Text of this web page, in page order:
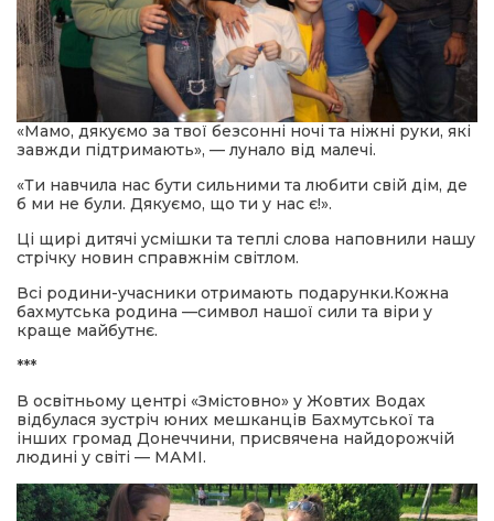
«Мамо, дякуємо за твої безсонні ночі та ніжні руки, які
завжди підтримають», — лунало від малечі.
«Ти навчила нас бути сильними та любити свій дім, де
б ми не були. Дякуємо, що ти у нас є!».
Ці щирі дитячі усмішки та теплі слова наповнили нашу
стрічку новин справжнім світлом.
Всі родини-учасники отримають подарунки.Кожна
бахмутська родина —символ нашої сили та віри у
краще майбутнє.
***
В освітньому центрі «Змістовно» у Жовтих Водах
відбулася зустріч юних мешканців Бахмутської та
інших громад Донеччини, присвячена найдорожчій
людині у світі — МАМІ.